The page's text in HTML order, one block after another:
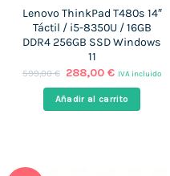
Lenovo ThinkPad T480s 14″
Táctil / i5-8350U / 16GB
DDR4 256GB SSD Windows
11
599,00€ El
original
era:
288,00€El
actual
es:
IVA incluido
Añadir al carrito